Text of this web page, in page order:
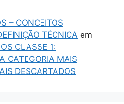
– CONCEITOS
TÉCNICA em
CLASSE 1:
CATEGORIA MAIS
DESCARTADOS